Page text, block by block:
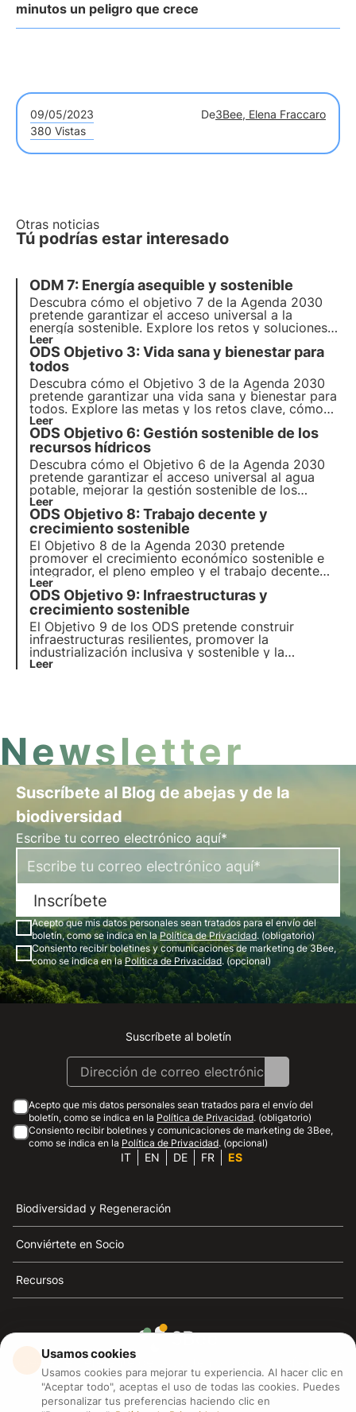
minutos un peligro que crece
09/05/2023 De3Bee, Elena Fraccaro
380 Vistas
Otras noticias
Tú podrías estar interesado
ODM 7: Energía asequible y sostenible
Descubra cómo el objetivo 7 de la Agenda 2030
pretende garantizar el acceso universal a la
energía sostenible. Explore los retos y soluciones
para promover las energías renovables y la
eficiencia energética, el papel de las empresas y
los proyectos innovadores en este ámbito.
Leer
ODS Objetivo 3: Vida sana y bienestar para
todos
Descubra cómo el Objetivo 3 de la Agenda 2030
pretende garantizar una vida sana y bienestar para
todos. Explore las metas y los retos clave, cómo
avanza Italia hacia la consecución de estos
objetivos y cómo pueden contribuir las empresas a
este objetivo.
Leer
ODS Objetivo 6: Gestión sostenible de los
recursos hídricos
Descubra cómo el Objetivo 6 de la Agenda 2030
pretende garantizar el acceso universal al agua
potable, mejorar la gestión sostenible de los
recursos hídricos y el saneamiento, y proteger los
ecosistemas acuáticos.
Leer
ODS Objetivo 8: Trabajo decente y
crecimiento sostenible
El Objetivo 8 de la Agenda 2030 pretende
promover el crecimiento económico sostenible e
integrador, el pleno empleo y el trabajo decente
para todos. En este artículo analizaremos las
metas y los retos del Objetivo 8, así como las
iniciativas sociales para promover el trabajo
decente para todos.
Leer
ODS Objetivo 9: Infraestructuras y
crecimiento sostenible
El Objetivo 9 de los ODS pretende construir
infraestructuras resilientes, promover la
industrialización inclusiva y sostenible y la
innovación para el crecimiento económico.
Leer
Newsletter
Suscríbete al Blog de abejas y de la
biodiversidad
Escribe tu correo electrónico aquí*
Inscríbete
Acepto que mis datos personales sean tratados para el envío del
boletín, como se indica en laPolítica de Privacidad. (obligatorio)
Consiento recibir boletines y comunicaciones de marketing de 3Bee,
como se indica en laPolítica de Privacidad. (opcional)
Instagram
Facebook
Linkedin
Youtube
Suscríbete al boletín
Acepto que mis datos personales sean tratados para el envío del
boletín, como se indica en la Política de Privacidad. (obligatorio)
Consiento recibir boletines y comunicaciones de marketing de 3Bee,
como se indica en la Política de Privacidad. (opcional)
IT EN DE FR ES
Biodiversidad y Regeneración
Conviértete en Socio
Recursos
3Bee es el referente de la sostenibilidad, la defensa de
las abejas y la biodiversidad
Usamos cookies
Usamos cookies para mejorar tu experiencia. Al hacer clic en
"Aceptar todo", aceptas el uso de todas las cookies. Puedes
personalizar tus preferencias haciendo clic en